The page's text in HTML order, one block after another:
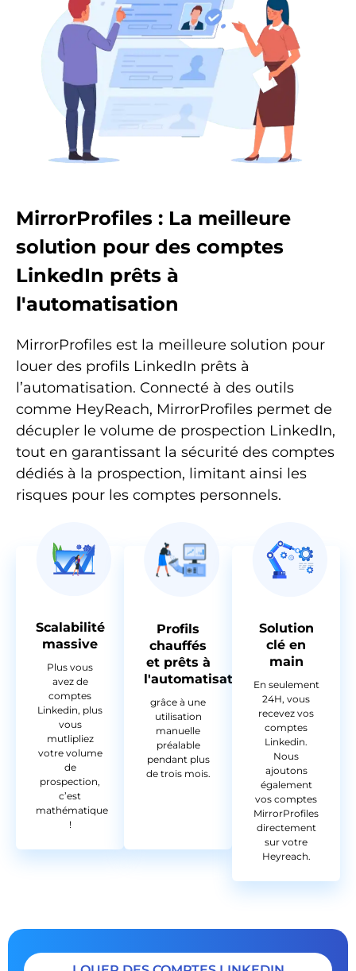
MirrorProfiles : La meilleure
solution pour des comptes
LinkedIn prêts à
l'automatisation
MirrorProfiles est la meilleure solution pour
louer des profils LinkedIn prêts à
l’automatisation. Connecté à des outils
comme HeyReach, MirrorProfiles permet de
décupler le volume de prospection LinkedIn,
tout en garantissant la sécurité des comptes
dédiés à la prospection, limitant ainsi les
risques pour les comptes personnels.
Scalabilité
massive
Plus vous
avez de
comptes
Linkedin, plus
vous
mutlipliez
votre volume
de
prospection,
c’est
mathématique
!
Profils
chauffés
et prêts à
l'automatisation
grâce à une
utilisation
manuelle
préalable
pendant plus
de trois mois.
Solution
clé en
main
En seulement
24H, vous
recevez vos
comptes
Linkedin.
Nous
ajoutons
également
vos comptes
MirrorProfiles
directement
sur votre
Heyreach.